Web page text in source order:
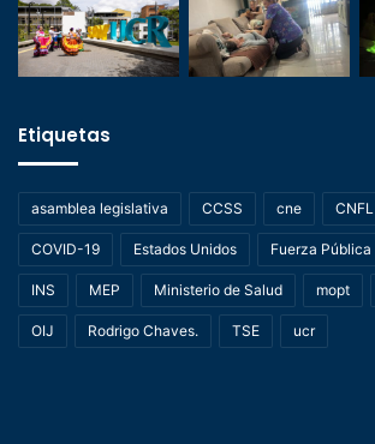
Etiquetas
asamblea legislativa CCSS cne CNFL
COVID-19 Estados Unidos Fuerza Pública
INS MEP Ministerio de Salud mopt
OIJ Rodrigo Chaves. TSE ucr